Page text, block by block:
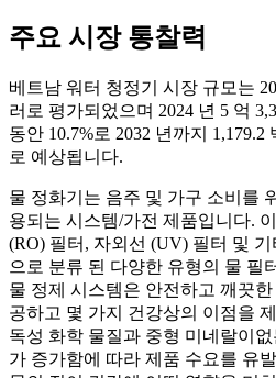
주요 시장 통찰력
베트남 워터 청정기 시장 규모는
러로 평가되었으며 2024 년 5 억
동안 10.7%로 2032 년까지
로 예상됩니다.
물 정화기는 음주 및 가구 소비를
용되는 시스템/가전 제품입니다.
(RO) 필터, 자외선 (UV) 필터 및
으로 분류 된 다양한 유형의 물 필
물 정제 시스템은 안전하고 깨끗
공하고 몇 가지 건강상의 이점을
독성 화학 물질과 중형 미네랄이
가 증가함에 따라 제품 수요를 유